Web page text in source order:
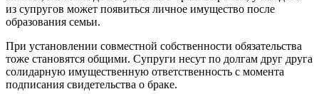
из супругов может появиться личное имущество после
образования семьи.
При установлении совместной собственности обязательства
тоже становятся общими. Супруги несут по долгам друг друга
солидарную имущественную ответственность с момента
подписания свидетельства о браке.